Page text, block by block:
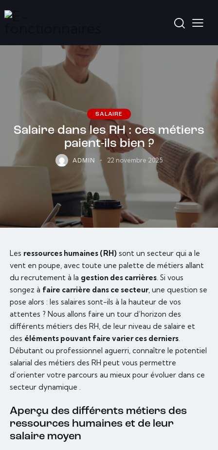
SALAIRE
Salaire dans les RH : ces métiers
paient-ils bien ?
ADMIN 22 novembre 2025
Les ressources humaines (RH) sont un secteur qui a le
vent en poupe, avec toute une palette de métiers allant
du recrutement à la gestion des carrières. Si vous
songez à faire carrière dans ce secteur, une question se
pose alors : les salaires sont-ils à la hauteur de vos
attentes ? Nous allons faire un tour d’horizon des
différents métiers des RH, de leur niveau de salaire et
des éléments pouvant faire varier ces derniers.
Débutant ou professionnel aguerri, connaître le potentiel
salarial des métiers des RH peut vous permettre
d’orienter votre parcours au mieux pour évoluer dans ce
secteur dynamique .
Aperçu des différents métiers des
ressources humaines et de leur
salaire moyen